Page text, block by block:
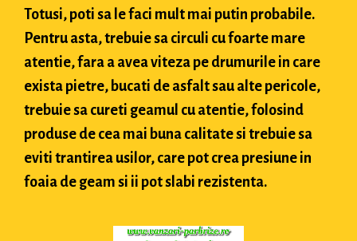
Totusi, poti sa le faci mult mai putin probabile.
Pentru asta, trebuie sa circuli cu foarte mare
atentie, fara a avea viteza pe drumurile in care
exista pietre, bucati de asfalt sau alte pericole,
trebuie sa cureti geamul cu atentie, folosind
produse de cea mai buna calitate si trebuie sa
eviti trantirea usilor, care pot crea presiune in
foaia de geam si ii pot slabi rezistenta.